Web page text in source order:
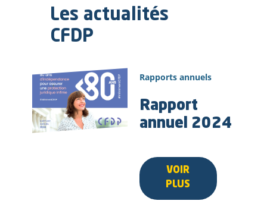
Les actualités
CFDP
Rapports annuels
Rapport
annuel 2024
VOIR
PLUS